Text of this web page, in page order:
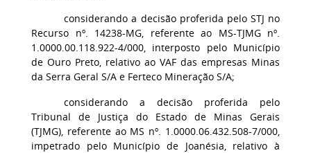
considerando a decisão proferida pelo STJ no
Recurso nº. 14238-MG, referente ao MS-TJMG nº.
1.0000.00.118.922-4/000, interposto pelo Município
de Ouro Preto, relativo ao VAF das empresas Minas
da Serra Geral S/A e Ferteco Mineração S/A;
considerando a decisão proferida pelo
Tribunal de Justiça do Estado de Minas Gerais
(TJMG), referente ao MS nº. 1.0000.06.432.508-7/000,
impetrado pelo Município de Joanésia, relativo à